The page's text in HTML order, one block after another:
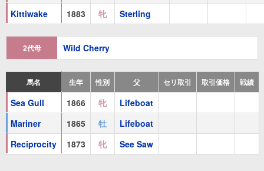
Mariner 牡1865 黒鹿毛Lifeboat
Fair Profit
1881 青毛
Fair Rent (牝 1884 黒鹿毛Wisdom)
Kittiwake
1883 牝 Sterling
2代母 Wild Cherry
馬名 生年 性別 父 セリ取引 取引価格 戦績
Sea Gull 1866 牝
Lifeboat
Mariner
1865 牡
Lifeboat
Reciprocity
1873 牝 See Saw